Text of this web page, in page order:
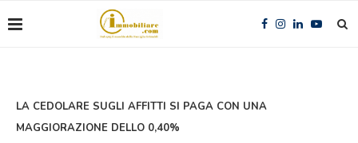
LA CEDOLARE SUGLI AFFITTI SI PAGA CON UNA
MAGGIORAZIONE DELLO 0,40%